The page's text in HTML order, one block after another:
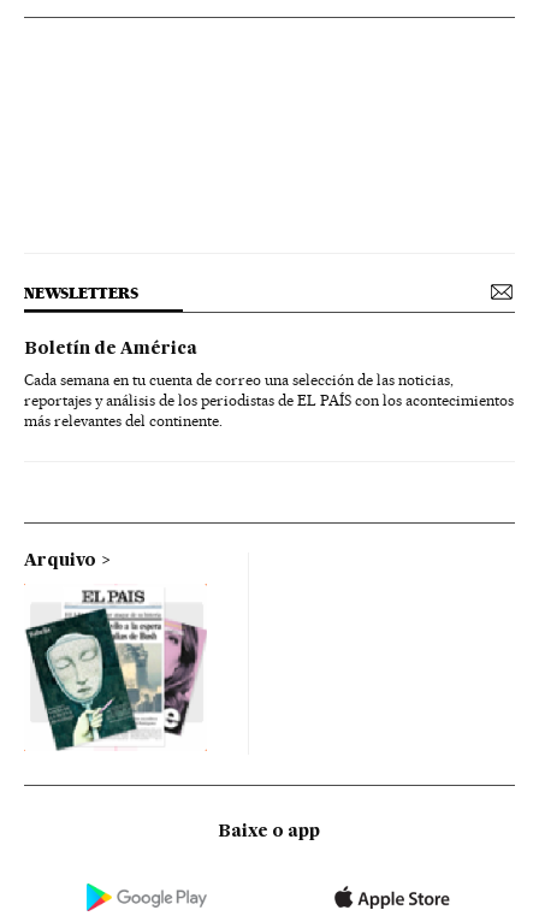
NEWSLETTERS
Boletín de América
Cada semana en tu cuenta de correo una selección de las noticias,
reportajes y análisis de los periodistas de EL PAÍS con los acontecimientos
más relevantes del continente.
Arquivo
Baixe o app